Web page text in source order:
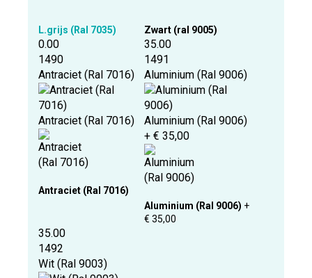
L.grijs (Ral 7035) Zwart (ral 9005)
0.00
1490
Antraciet (Ral 7016)
Antraciet (Ral 7016)
Antraciet (Ral 7016)
35.00
1491
Aluminium (Ral 9006)
Aluminium (Ral 9006)
+ € 35,00
Aluminium (Ral 9006) +
€ 35,00
35.00
1492
Wit (Ral 9003)